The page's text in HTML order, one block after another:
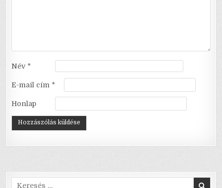
Név *
E-mail cím *
Honlap
Search